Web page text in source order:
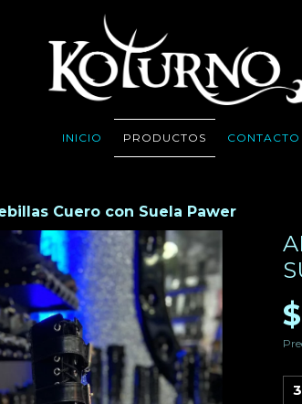
INICIO PRODUCTOS CONTACTO
Cuero con Suela Pawer
3